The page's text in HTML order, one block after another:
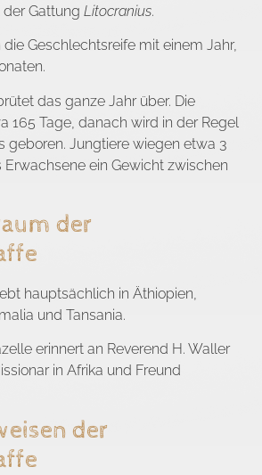
der Gattung Litocranius.
Geschlechtsreife mit einem Jahr,
das ganze Jahr über. Die
165 Tage, danach wird in der Regel
geboren. Jungtiere wiegen etwa 3
Erwachsene ein Gewicht zwischen
der
hauptsächlich in Äthiopien,
und Tansania.
erinnert an Reverend H. Waller
in Afrika und Freund
der